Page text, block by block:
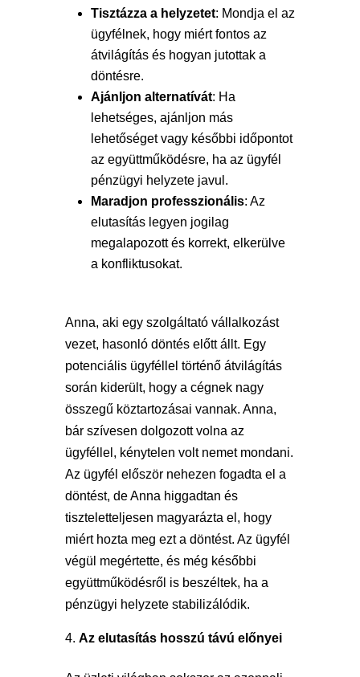
Tisztázza a helyzetet: Mondja el az
ügyfélnek, hogy miért fontos az
átvilágítás és hogyan jutottak a
döntésre.
Ajánljon alternatívát: Ha
lehetséges, ajánljon más
lehetőséget vagy későbbi időpontot
az együttműködésre, ha az ügyfél
pénzügyi helyzete javul.
Maradjon professzionális: Az
elutasítás legyen jogilag
megalapozott és korrekt, elkerülve
a konfliktusokat.
Anna, aki egy szolgáltató vállalkozást
vezet, hasonló döntés előtt állt. Egy
potenciális ügyféllel történő átvilágítás
során kiderült, hogy a cégnek nagy
összegű köztartozásai vannak. Anna,
bár szívesen dolgozott volna az
ügyféllel, kénytelen volt nemet mondani.
Az ügyfél először nehezen fogadta el a
döntést, de Anna higgadtan és
tiszteletteljesen magyarázta el, hogy
miért hozta meg ezt a döntést. Az ügyfél
végül megértette, és még későbbi
együttműködésről is beszéltek, ha a
pénzügyi helyzete stabilizálódik.
Az elutasítás hosszú távú előnyei